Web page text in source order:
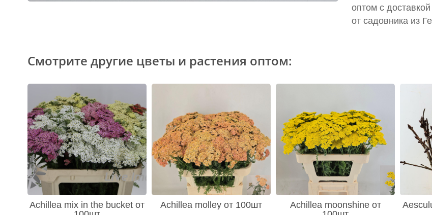
оптом с
от садовника из
Смотрите другие цветы и растения оптом:
Achillea mix in the bucket от
Achillea molley от 100шт
Achillea moonshine от